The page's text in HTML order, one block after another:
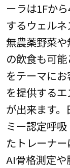
ーラは1Fか
するウェルネ
無農薬野菜
の飲食も可
をテーマに
を提供する
が出来ます
ミー認定呼
たトレーナー
AI骨格測定